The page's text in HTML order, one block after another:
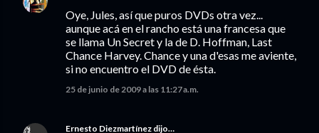
Oye, Jules, así que puros DVDs otra vez...
aunque acá en el rancho está una francesa que
se llama Un Secret y la de D. Hoffman, Last
Chance Harvey. Chance y una d'esas me aviente,
si no encuentro el DVD de ésta.
25 de junio de 2009 a las 11:27 a.m.
Ernesto Diezmartínez dijo…